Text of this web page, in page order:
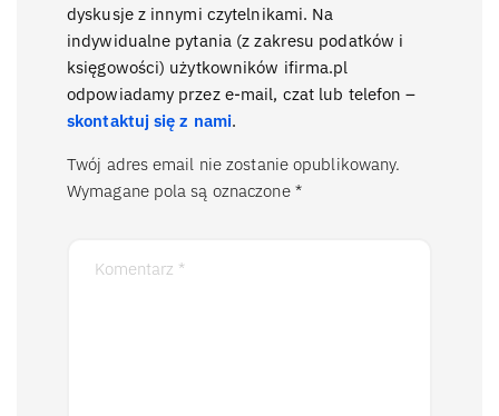
dyskusje z innymi czytelnikami. Na
indywidualne pytania (z zakresu podatków i
księgowości) użytkowników ifirma.pl
odpowiadamy przez e-mail, czat lub telefon –
skontaktuj się z nami.
Twój adres email nie zostanie opublikowany.
Wymagane pola są oznaczone *